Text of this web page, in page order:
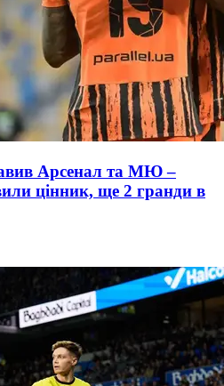
Арсенал та МЮ –
цінник, ще 2 гранди в